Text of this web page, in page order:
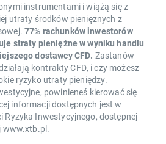
instrumentami i wiążą się z
utraty środków pieniężnych z
77% rachunków inwestorów
straty pieniężne w wyniku handlu
dostawcy CFD. Zastanów
kontrakty CFD, i czy możesz
ryzyko utraty pieniędzy.
powinieneś kierować się
informacji dostępnych jest w
Ryzyka Inwestycyjnego, dostępnej
www.xtb.pl.